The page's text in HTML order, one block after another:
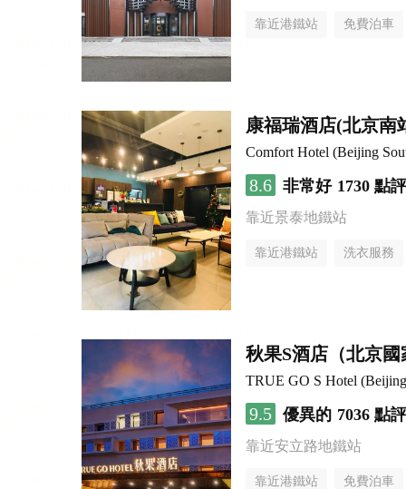
靠近港鐵站 免費泊車
康福瑞酒店(北京南
Comfort Hotel (Beijing
8.6 非常好 1730 點評
靠近景泰地鐵站
靠近港鐵站 洗衣服務
秋果S酒店（北京
TRUE GO S Hotel
9.5 優異的 7036 點評
靠近安立路地鐵站
靠近港鐵站 免費泊車